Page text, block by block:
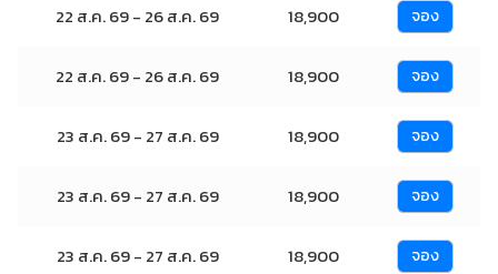
22 ส.ค. 69 - 26 ส.ค. 69 18,900 จอง
22 ส.ค. 69 - 26 ส.ค. 69 18,900 จอง
23 ส.ค. 69 - 27 ส.ค. 69 18,900 จอง
23 ส.ค. 69 - 27 ส.ค. 69 18,900 จอง
23 ส.ค. 69 - 27 ส.ค. 69 18,900 จอง